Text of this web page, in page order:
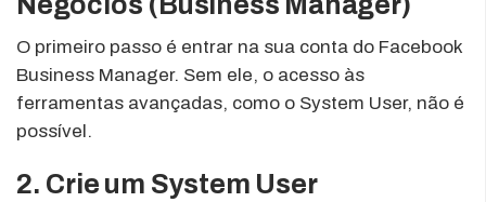
O primeiro passo é entrar na sua conta do Facebook
Business Manager. Sem ele, o acesso às
ferramentas avançadas, como o System User, não é
possível.
2. Crie um System User